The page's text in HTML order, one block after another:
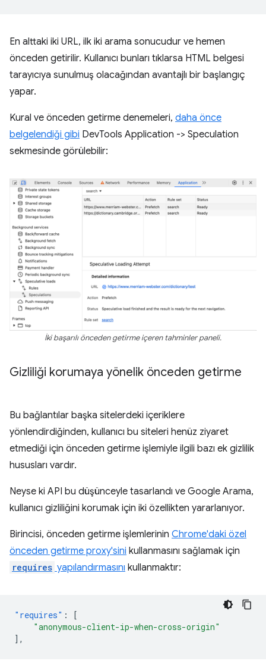
En alttaki iki URL, ilk iki arama sonucudur ve hemen
önceden getirilir. Kullanıcı bunları tıklarsa HTML belgesi
tarayıcıya sunulmuş olacağından avantajlı bir başlangıç
yapar.
Kural ve önceden getirme denemeleri, daha önce
belgelendiği gibi DevTools Application -> Speculation
sekmesinde görülebilir:
İki başarılı önceden getirme içeren tahminler paneli.
Gizliliği korumaya yönelik önceden getirme
Bu bağlantılar başka sitelerdeki içeriklere
yönlendirdiğinden, kullanıcı bu siteleri henüz ziyaret
etmediği için önceden getirme işlemiyle ilgili bazı ek gizlilik
hususları vardır.
Neyse ki API bu düşünceyle tasarlandı ve Google Arama,
kullanıcı gizliliğini korumak için iki özellikten yararlanıyor.
Birincisi, önceden getirme işlemlerinin Chrome'daki özel
önceden getirme proxy'sini kullanmasını sağlamak için
requires yapılandırmasını kullanmaktır:
"requires" :
[
"anonymous-client-ip-when-cross-origin"
],